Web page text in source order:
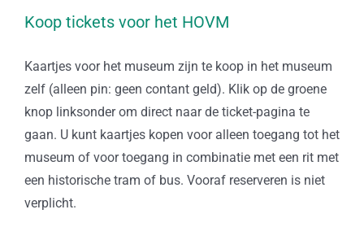
Koop tickets voor het HOVM
Kaartjes voor het museum zijn te koop in het museum
zelf (alleen pin: geen contant geld). Klik op de groene
knop linksonder om direct naar de ticket-pagina te
gaan. U kunt kaartjes kopen voor alleen toegang tot het
museum of voor toegang in combinatie met een rit met
een historische tram of bus. Vooraf reserveren is niet
verplicht.